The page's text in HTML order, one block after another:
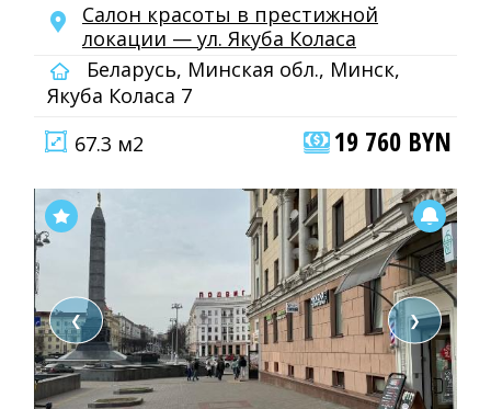
Салон красоты в престижной
локации — ул. Якуба Коласа
Беларусь, Минская обл., Минск,
Якуба Коласа 7
67.3 м2
19 760 BYN
❮ ❯